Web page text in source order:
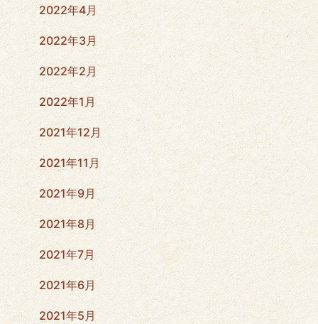
2022年4月
2022年3月
2022年2月
2022年1月
2021年12月
2021年11月
2021年9月
2021年8月
2021年7月
2021年6月
2021年5月